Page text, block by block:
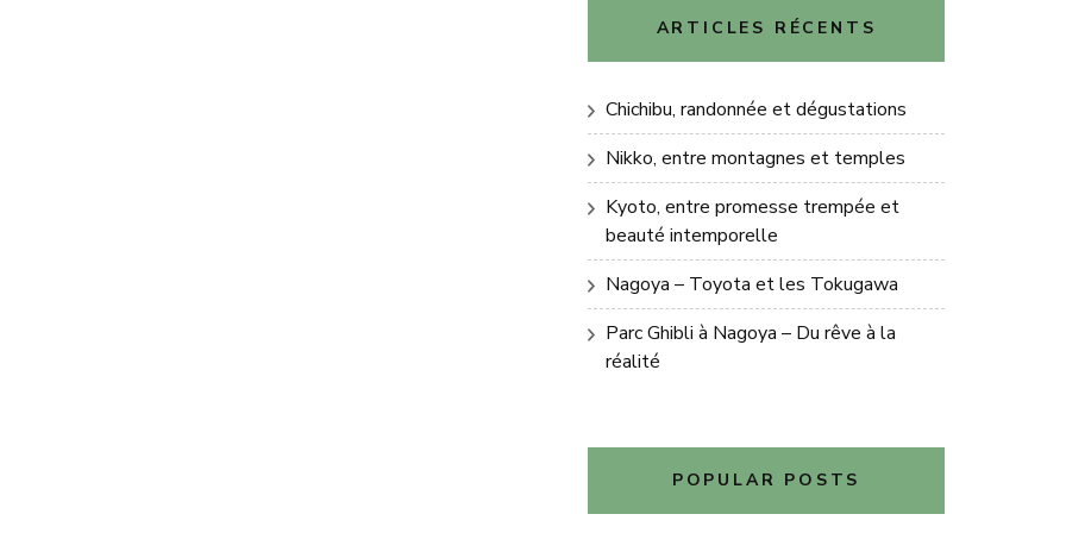
ARTICLES RÉCENTS
Chichibu, randonnée et dégustations
Nikko, entre montagnes et temples
Kyoto, entre promesse trempée et
beauté intemporelle
Nagoya – Toyota et les Tokugawa
Parc Ghibli à Nagoya – Du rêve à la
réalité
POPULAR POSTS